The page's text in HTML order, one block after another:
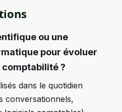
ou une
pour évoluer
?
dans le quotidien
conversationnels,